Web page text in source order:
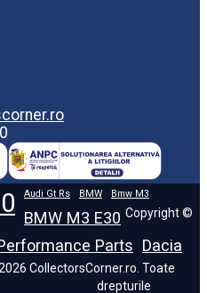
Audi Gt Rs BMW Bmw M3
BMW M3 E30
Parts Dacia
Copyright ©
CollectorsCorner.ro. Toate
drepturile